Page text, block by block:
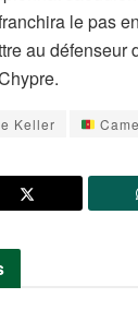
le pas
au défenseur
Keller